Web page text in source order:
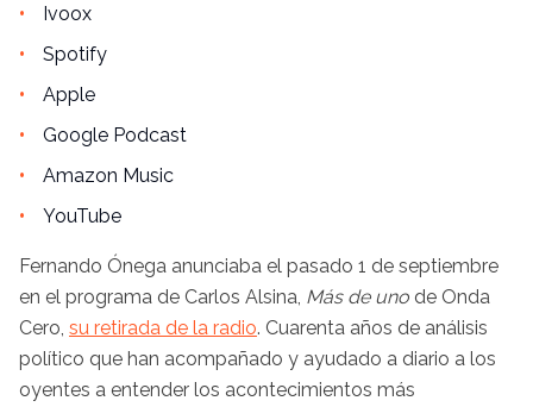
Ivoox
Spotify
Apple
Google Podcast
Amazon Music
YouTube
Fernando Ónega anunciaba el pasado 1 de septiembre
en el programa de Carlos Alsina, Más de uno de Onda
Cero, su retirada de la radio. Cuarenta años de análisis
político que han acompañado y ayudado a diario a los
oyentes a entender los acontecimientos más